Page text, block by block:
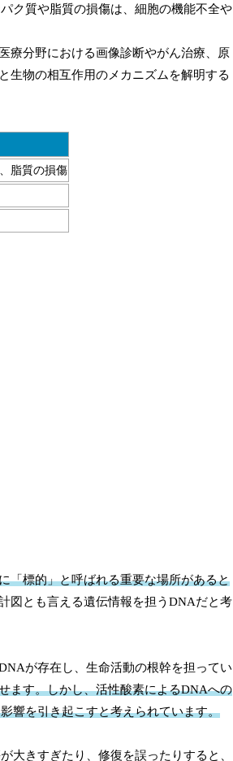
ク質や脂質の損傷は、細胞の機能不全や
療分野における画像診断やがん治療、原
生物の相互作用のメカニズムを解明する
脂質の損傷
「標的」と呼ばれる重要な場所があると
図とも言える遺伝情報を担うDNAだと考
が存在し、生命活動の根幹を担ってい
ます。しかし、活性酸素によるDNAへの
響を引き起こすと考えられています。
大きすぎたり、修復を誤ったりすると、